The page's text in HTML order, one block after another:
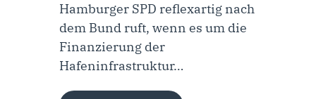
Hamburger SPD reflexartig nach
dem Bund ruft, wenn es um die
Finanzierung der
Hafeninfrastruktur…